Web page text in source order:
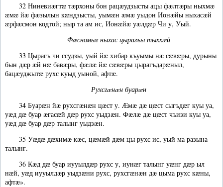
32 Ниневиæгтæ тæрхоны бон рацæудзысты ацы фæлтæры ныхмæ
æмæ йæ фæзылын кæндзысты, уымæн æмæ уыдон Ионæйы ныхасæй
æрфæсмон кодтой; ныр та ам ис, Ионæйæ уæлдæр Чи у, Уый.
Фæсномыг ныхас цырагъы тыххæй
33 Цырагъ чи ссудзы, уый йæ хибар къуымы нæ сæвæры, дурыны
бын дæр æй нæ бавæры, фæлæ йæ сæвæры цырагъдарæныл,
бацæуджытæ рухс куыд уыной, афтæ.
Рухсгæнæн буарæн
34 Буарæн йæ рухсгæнæн цæст у. Æмæ дæ цæст сыгъдæг куы уа,
уæд дæ буар æгасæй дæр рухс уыдзæн. Фæлæ дæ цæст чъизи куы уа,
уæд дæ буар дæр талынг уыдзæн.
35 Уæдæ дæхимæ кæс, цæмæй дæм цы рухс ис, уый ма разына
талынг.
36 Кæд дæ буар иууылдæр рухс у, иунæг талынг уæнг дæр ыл
нæй, уæд иууылдæр уыдзæни рухс, рухсгæнæн дæ цыма рухс кæны,
афтæ».